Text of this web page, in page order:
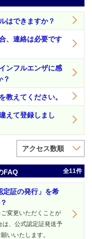
はできますか？
、連絡は必要です
ンフルエンザに感
？
教えてください。
えて登録しまし
アクセス数順
FAQ 全11件
定証の発行」を希
変更いただくことが
は、公式認定証発送予
いいたします。